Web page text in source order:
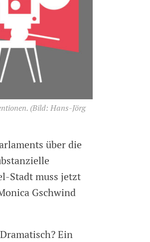
(Bild: Hans-Jörg
über die
Stadt muss jetzt
Gschwind
Ein